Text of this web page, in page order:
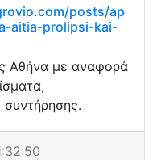
posts/ap
aitia-prolipsi-kai-
Αθήνα με αναφορά